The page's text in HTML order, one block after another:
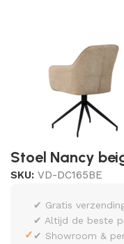
Stoel Nancy
SKU: VD-DC165BE
✓
✔ Gratis
✔ Altijd de beste
✔ Showroom &